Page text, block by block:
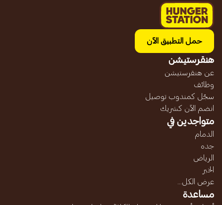
حمل التطبيق الآن
هنقرستيشن
عن هنقرستيشن
وظائف
سجّل كمندوب توصيل
انضم الآن كشريك
متواجدين في
الدمام
جده
الرياض
الخبر
عرض الكل...
مساعدة